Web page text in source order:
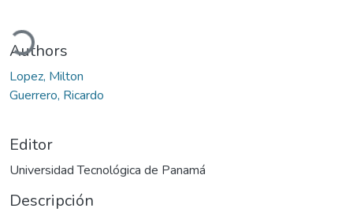
Authors
Lopez, Milton
Guerrero, Ricardo
Editor
Universidad Tecnológica de Panamá
Descripción